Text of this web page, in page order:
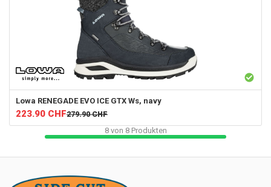
Lowa RENEGADE EVO ICE GTX Ws, navy
223.90 CHF279.90 CHF
8von 8Produkten